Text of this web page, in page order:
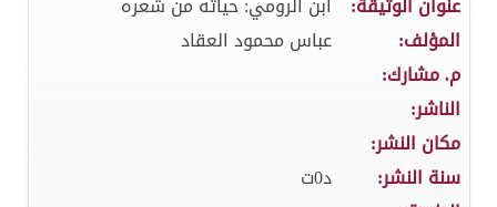
المؤلف:
عباس محمود العقاد
م. مشارك:
الناشر:
مكان النشر:
سنة النشر:
د0ت